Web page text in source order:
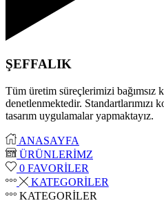
ŞEFFALIK
Tüm üretim süreçlerimizi bağımsız
denetlenmektedir. Standartlarımızı
tasarım uygulamalar yapmaktayız.
ANASAYFA
ÜRÜNLERİMZ
0 FAVORİLER
KATEGORİLER
KATEGORİLER